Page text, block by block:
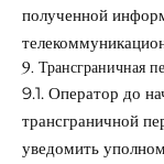
полученной
9. Трансграничная
9.1. Оператор до
трансграничной
уведомить